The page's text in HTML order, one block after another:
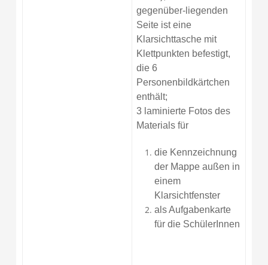
gegenüber-liegenden
Seite ist eine
Klarsichttasche mit
Klettpunkten befestigt,
die 6
Personenbildkärtchen
enthält;
3 laminierte Fotos des
Materials für
die Kennzeichnung
der Mappe außen in
einem
Klarsichtfenster
als Aufgabenkarte
für die SchülerInnen